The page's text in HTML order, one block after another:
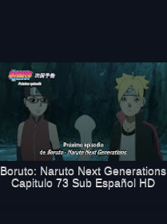
Boruto: Naruto Next Generations
Capitulo 73 Sub Español HD